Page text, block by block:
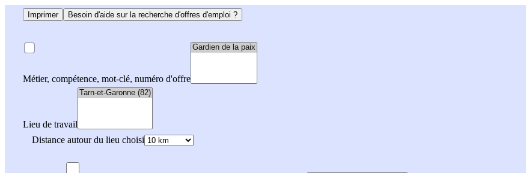
Imprimer Besoin d'aide sur la recherche d'offres d'emploi ?
Métier, compétence, mot-clé, numéro d'offre
Lieu de travail
Distance autour du lieu choisi